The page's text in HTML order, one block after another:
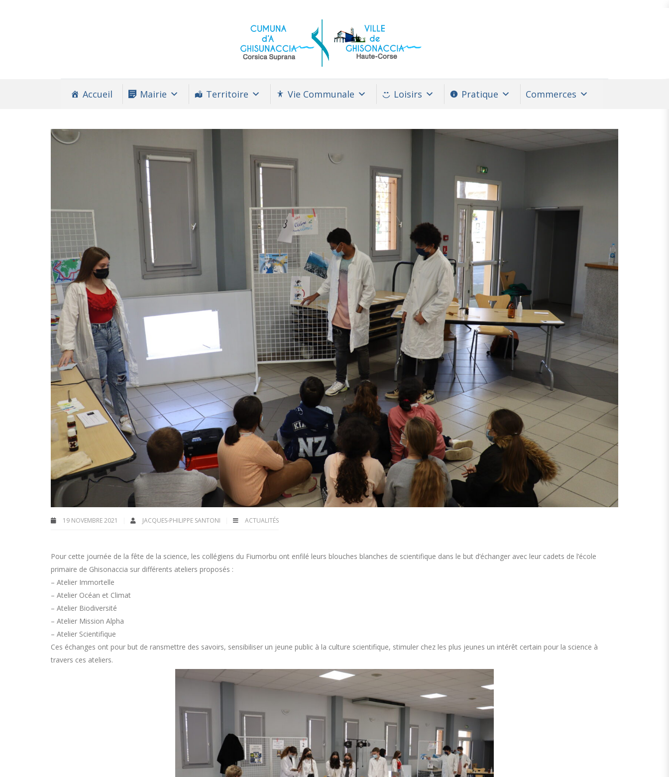
Accueil Mairie Territoire Vie Communale Loisirs Pratique Commerces
19 NOVEMBRE 2021 JACQUES-PHILIPPE SANTONI ACTUALITÉS
Pour cette journée de la fête de la science, les collégiens du Fiumorbu ont enfilé leurs blouches blanches de scientifique dans le but d’échanger avec leur cadets de l’école
primaire de Ghisonaccia sur différents ateliers proposés :
– Atelier Immortelle
– Atelier Océan et Climat
– Atelier Biodiversité
– Atelier Mission Alpha
– Atelier Scientifique
Ces échanges ont pour but de ransmettre des savoirs, sensibiliser un jeune public à la culture scientifique, stimuler chez les plus jeunes un intérêt certain pour la science à
travers ces ateliers.